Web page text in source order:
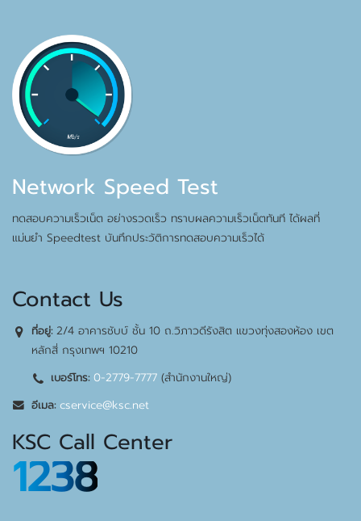
Network Speed Test
ทดสอบความเร็วเน็ต อย่างรวดเร็ว ทราบผลความเร็วเน็ตทันที ได้ผลที่
แม่นยำ Speedtest บันทึกประวัติการทดสอบความเร็วได้
Contact Us
ที่อยู่:2/4 อาคารชับบ์ ชั้น 10 ถ.วิภาวดีรังสิต แขวงทุ่งสองห้อง เขต
หลักสี่ กรุงเทพฯ 10210
เบอร์โทร: 0-2779-7777 (สำนักงานใหญ่)
อีเมล: cservice@ksc.net
KSC Call Center
1238